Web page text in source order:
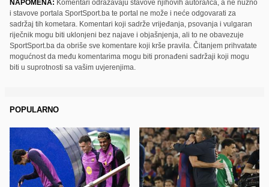
NAPOMENA: Komentari odražavaju stavove njihovih autora/ica, a ne nužno
i stavove portala SportSport.ba te portal ne može i neće odgovarati za
sadržaj tih kometara. Komentari koji sadrže vrijeđanja, psovanja i vulgaran
riječnik mogu biti uklonjeni bez najave i objašnjenja, ali to ne obavezuje
SportSport.ba da obriše sve komentare koji krše pravila. Čitanjem prihvatate
mogućnost da među komentarima mogu biti pronađeni sadržaji koji mogu
biti u suprotnosti sa vašim uvjerenjima.
POPULARNO